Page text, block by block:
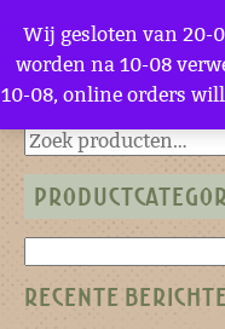
Terug naar de
Zoeken
naar:
RECENTE
Wij gesloten van 20-
worden na 10-08
10-08, online orders